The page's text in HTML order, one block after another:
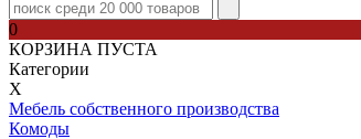
0
КОРЗИНА ПУСТА
Категории
Х
Мебель собственного производства
Комоды